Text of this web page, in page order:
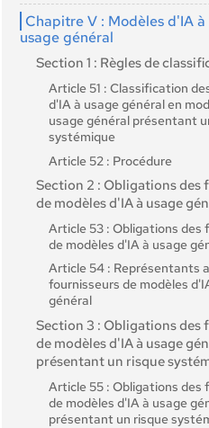
Article 7 : modifications de
Section 2 : Exigences
systèmes d'IA à haut risque
Article 8 : Respect des
Article 9 : Système de
risques
Article 10 : Données et
données
Article 11 : Documentation
Article 12 : Tenue de
Article 13 : Transparence
des entreprises de
Article 14 : Surveillance
Article 15 : Précision,
cybersécurité
Section 3 : Obligations des
et des déployeurs de
haut risque et des autres
Article 16 : Obligations des
de systèmes d'IA à haut
Article 50 : Obligations de
pour les fournisseurs et les
certains systèmes d'IA
Chapitre V : Modèles d'IA à
usage général
Section 1 : Règles de
Article 51 : Classification
d'IA à usage général en
usage général présentant
systémique
Article 52 : Procédure
Section 2 : Obligations des
de modèles d'IA à usage
Article 53 : Obligations des
de modèles d'IA à usage
Article 54 : Représentants
fournisseurs de modèles
général
Section 3 : Obligations des
de modèles d'IA à usage
présentant un risque
Article 55 : Obligations des
de modèles d'IA à usage
présentant un risque